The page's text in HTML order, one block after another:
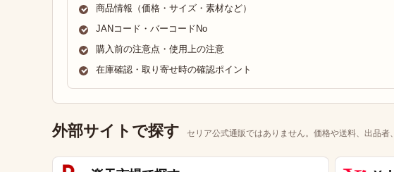
商品情報（価格・サイズ・素材など）
JANコード・バーコードNo
購入前の注意点・使用上の注意
在庫確認・取り寄せ時の確認ポイント
外部サイトで探す セリア公式通販ではありません。価格や送料、出品者